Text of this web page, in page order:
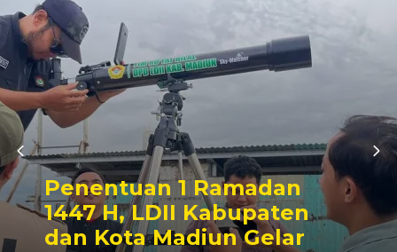
Penentuan 1 Ramadan
1447 H, LDII Kabupaten
dan Kota Madiun Gelar